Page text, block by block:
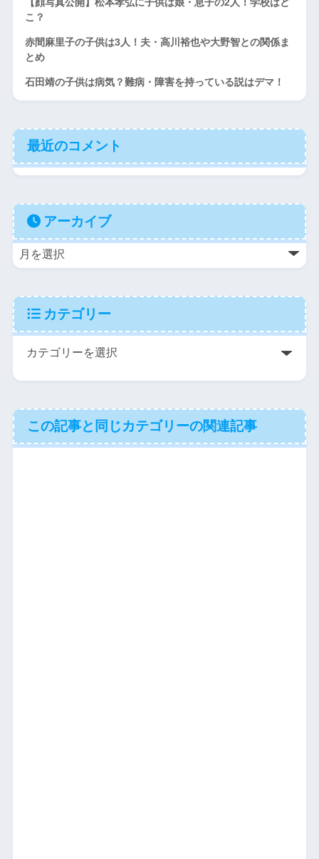
こ？
赤間麻里子の子供は3人！夫・高川裕也や大野智との関係ま
とめ
石田靖の子供は病気？難病・障害を持っている説はデマ！
最近のコメント
アーカイブ
カテゴリー
この記事と同じカテゴリーの関連記事